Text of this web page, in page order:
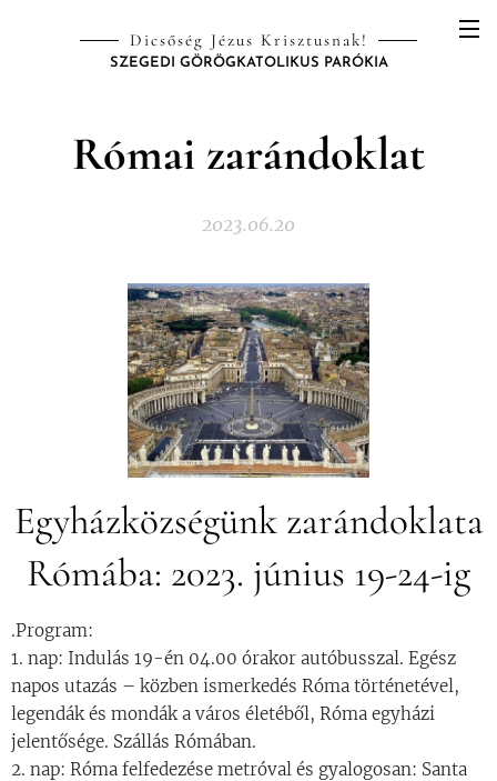
Dicsőség Jézus Krisztusnak!
SZEGEDI GÖRÖGKATOLIKUS PARÓKIA
Római zarándoklat
2023.06.20
Egyházközségünk zarándoklata
Rómába: 2023. június 19-24-ig
.Program:
1. nap: Indulás 19-én 04.00 órakor autóbusszal. Egész
napos utazás – közben ismerkedés Róma történetével,
legendák és mondák a város életéből, Róma egyházi
jelentősége. Szállás Rómában.
2. nap: Róma felfedezése metróval és gyalogosan: Santa